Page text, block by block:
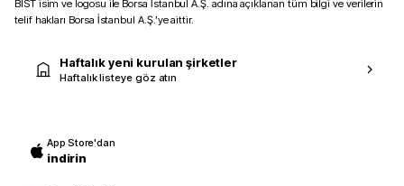
BIST isim ve logosu ile Borsa İstanbul A.Ş. adına açıklanan tüm bilgi ve verilerin
telif hakları Borsa İstanbul A.Ş.’ye aittir.
Haftalık yeni kurulan şirketler
Haftalık listeye göz atın
App Store'dan
indirin